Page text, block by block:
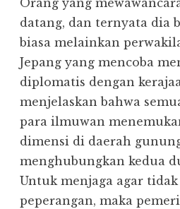
Orang yang
datang, dan ternyata dia
biasa melainkan
Jepang yang mencoba
diplomatis dengan
menjelaskan bahwa
para ilmuwan
dimensi di daerah
menghubungkan kedua
Untuk menjaga agar
peperangan, maka